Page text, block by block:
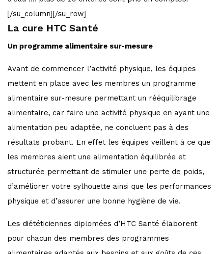
[/su_column][/su_row]
La cure HTC Santé
Un programme alimentaire sur-mesure
Avant de commencer l’activité physique, les équipes
mettent en place avec les membres un programme
alimentaire sur-mesure permettant un rééquilibrage
alimentaire, car faire une activité physique en ayant une
alimentation peu adaptée, ne concluent pas à des
résultats probant. En effet les équipes veillent à ce que
les membres aient une alimentation équilibrée et
structurée permettant de stimuler une perte de poids,
d’améliorer votre sylhouette ainsi que les performances
physique et d’assurer une bonne hygiène de vie.
Les diététiciennes diplomées d’HTC Santé élaborent
pour chacun des membres des programmes